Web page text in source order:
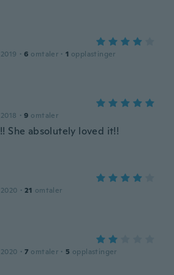
· 6 omtaler · 1 opplastinger
· 9 omtaler
She absolutely loved it!!
· 21 omtaler
· 7 omtaler · 5 opplastinger